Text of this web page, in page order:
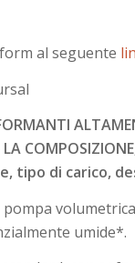
al seguente
LA
tipo di carico,
pompa volumetrica
umide*.